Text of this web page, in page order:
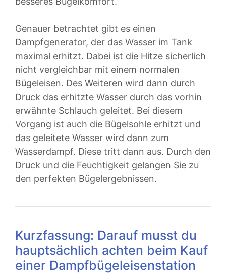
Genauer betrachtet gibt es einen
Dampfgenerator, der das Wasser im Tank
maximal erhitzt. Dabei ist die Hitze sicherlich
nicht vergleichbar mit einem normalen
Bügeleisen. Des Weiteren wird dann durch
Druck das erhitzte Wasser durch das vorhin
erwähnte Schlauch geleitet. Bei diesem
Vorgang ist auch die Bügelsohle erhitzt und
das geleitete Wasser wird dann zum
Wasserdampf. Diese tritt dann aus. Durch den
Druck und die Feuchtigkeit gelangen Sie zu
den perfekten Bügelergebnissen.
Kurzfassung: Darauf musst du
hauptsächlich achten beim Kauf
einer Dampfbügeleisenstation